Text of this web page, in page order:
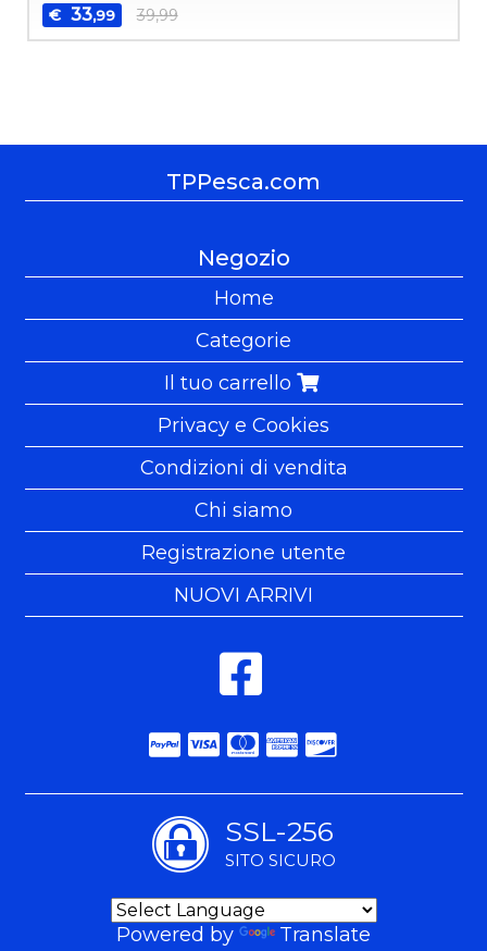
€ 33,99 39,99
TPPesca.com
Negozio
Home
Categorie
Il tuo carrello
Privacy e Cookies
Condizioni di vendita
Chi siamo
Registrazione utente
NUOVI ARRIVI
SSL-256
SITO SICURO
Powered by Translate